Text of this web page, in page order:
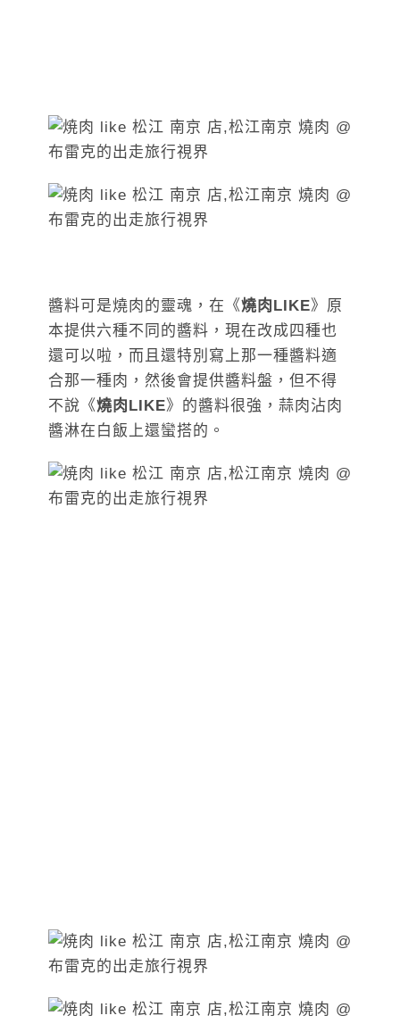
醬料可是燒肉的靈魂，在《燒肉LIKE》原
本提供六種不同的醬料，現在改成四種也
還可以啦，而且還特別寫上那一種醬料適
合那一種肉，然後會提供醬料盤，但不得
不說《燒肉LIKE》的醬料很強，蒜肉沾肉
醬淋在白飯上還蠻搭的。